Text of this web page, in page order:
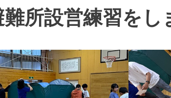
難所設営練習をし